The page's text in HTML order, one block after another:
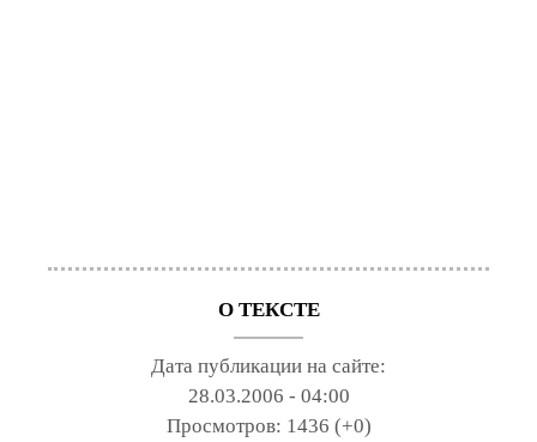
О ТЕКСТЕ
Дата публикации на сайте:
28.03.2006 - 04:00
Просмотров: 1436 (+0)